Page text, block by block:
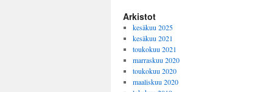
Arkistot
kesäkuu 2025
kesäkuu 2021
toukokuu 2021
marraskuu 2020
toukokuu 2020
maaliskuu 2020